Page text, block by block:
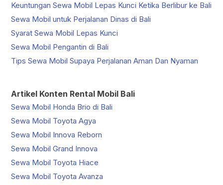
Keuntungan Sewa Mobil Lepas Kunci Ketika Berlibur ke Bali
Sewa Mobil untuk Perjalanan Dinas di Bali
Syarat Sewa Mobil Lepas Kunci
Sewa Mobil Pengantin di Bali
Tips Sewa Mobil Supaya Perjalanan Aman Dan Nyaman
Artikel Konten Rental Mobil Bali
Sewa Mobil Honda Brio di Bali
Sewa Mobil Toyota Agya
Sewa Mobil Innova Reborn
Sewa Mobil Grand Innova
Sewa Mobil Toyota Hiace
Sewa Mobil Toyota Avanza